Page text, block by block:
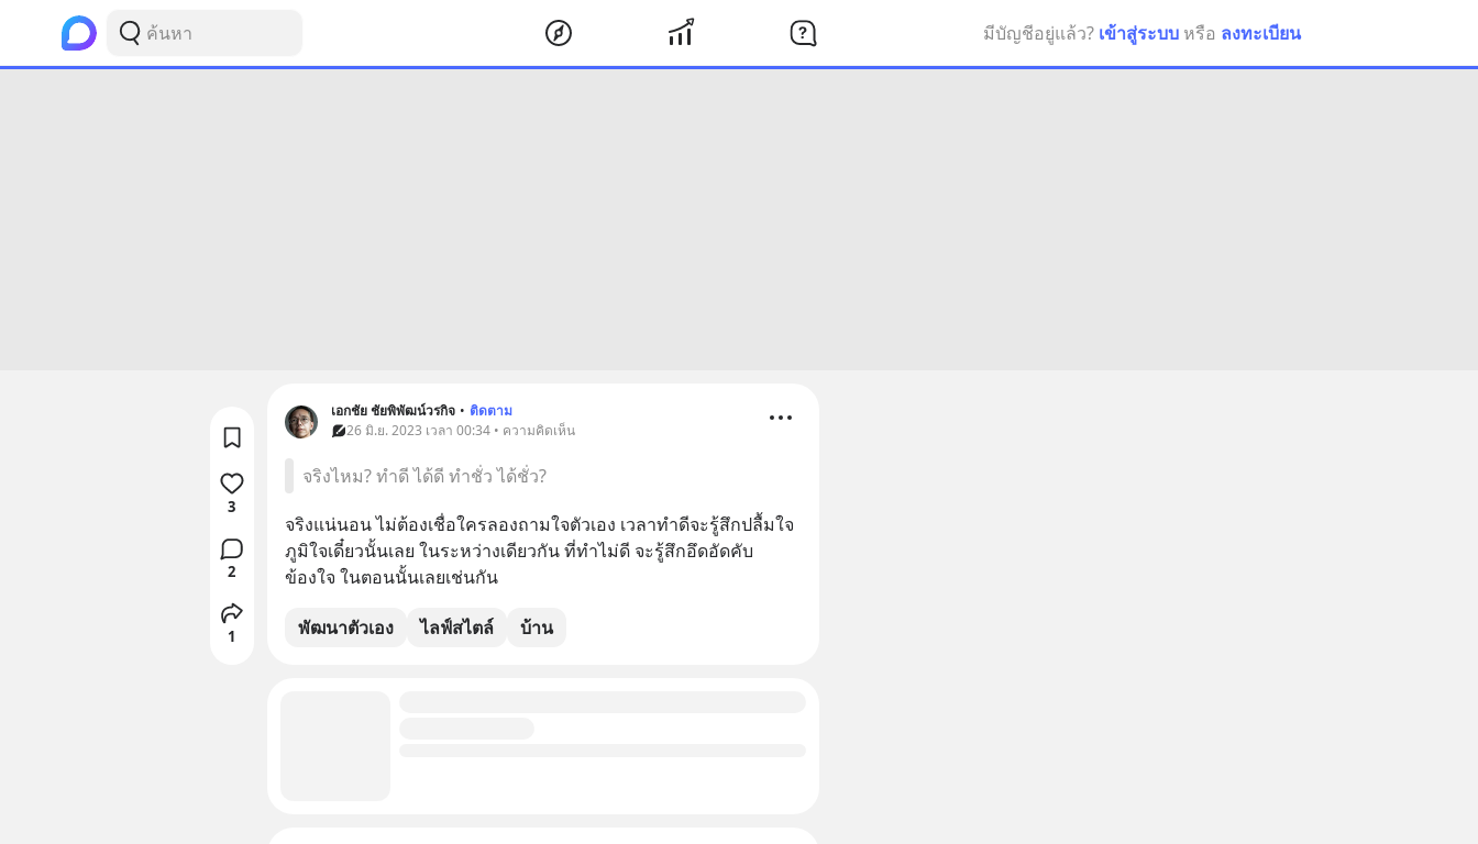
มีบัญชีอยู่แล้ว? เข้าสู่ระบบ หรือ ลงทะเบียน
เอกชัย ชัยพิพัฒน์วรกิจ • ติดตาม
26 มิ.ย. 2023 เวลา 00:34 • ความคิดเห็น
จริงไหม? ทำดี ได้ดี ทำชั่ว ได้ชั่ว?
จริงแน่นอน ไม่ต้องเชื่อใครลองถามใจตัวเอง เวลาทำดีจะรู้สึกปลื้มใจ
ภูมิใจเดี๋ยวนั้นเลย ในระหว่างเดียวกัน ที่ทำไม่ดี จะรู้สึกอึดอัดคับ
ข้องใจ ในตอนนั้นเลยเช่นกัน
พัฒนาตัวเอง ไลฟ์สไตล์ บ้าน
3
2
1